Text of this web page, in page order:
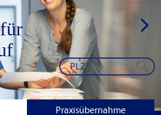
Praxisübernahme